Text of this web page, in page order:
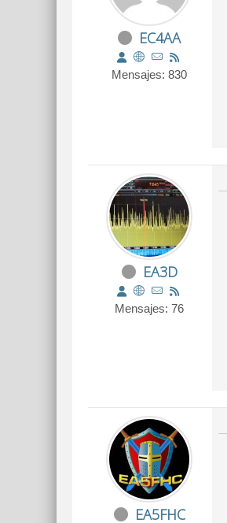
EC4AA
Mensajes: 830
EA3D
Mensajes: 76
EA5FHC